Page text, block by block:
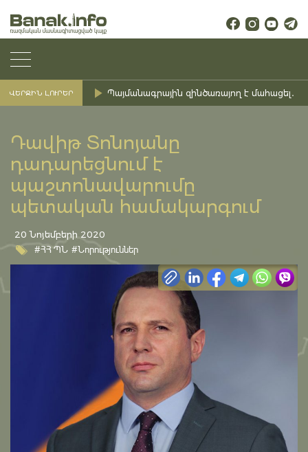
ՎԵՐՋԻՆ ԼՈՒՐԵՐ Պայմանագրային զինծառայող է մահացել․
Դավիթ Տոնոյանը
դադարեցնում է
պաշտոնավարումը
պետական համակարգում
20 Նոյեմբերի 2020
#ՀՀ ՊՆ #Նորություններ